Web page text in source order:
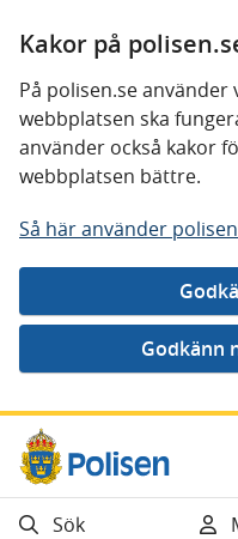
Kakor på
På polisen.se
webbplatsen ska
använder också kakor
webbplatsen bättre.
Så här använder
Gå direkt till innehåll
Sök